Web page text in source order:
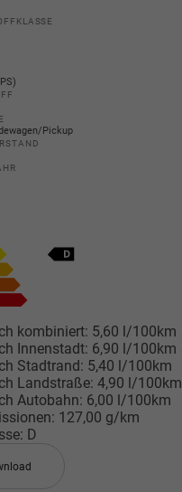
Pickup
kombiniert: 5,60 l/100km
Innenstadt: 6,90 l/100km
Stadtrand: 5,40 l/100km
Landstraße: 4,90 l/100km
Autobahn: 6,00 l/100km
127,00 g/km
D